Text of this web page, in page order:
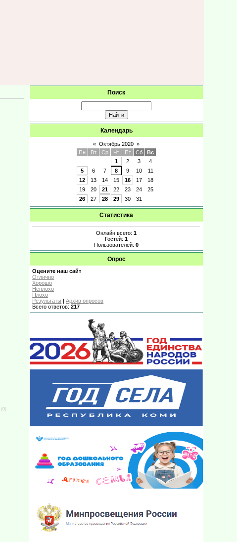
(0)
Поиск
Календарь
« Октябрь 2020 »
Пн
Вт Ср Чт Пт Сб
Вс
1
2 3
4
5
6 7 8 9 10
11
12
13 14 15 16 17
18
19
20 21 22 23 24
25
26
27 28 29 30 31
Статистика
Онлайн всего:1
Гостей:1
Пользователей:0
Опрос
Оцените наш сайт
Отлично
Хорошо
Неплохо
Плохо
Результаты |Архив опросов
Всего ответов:217